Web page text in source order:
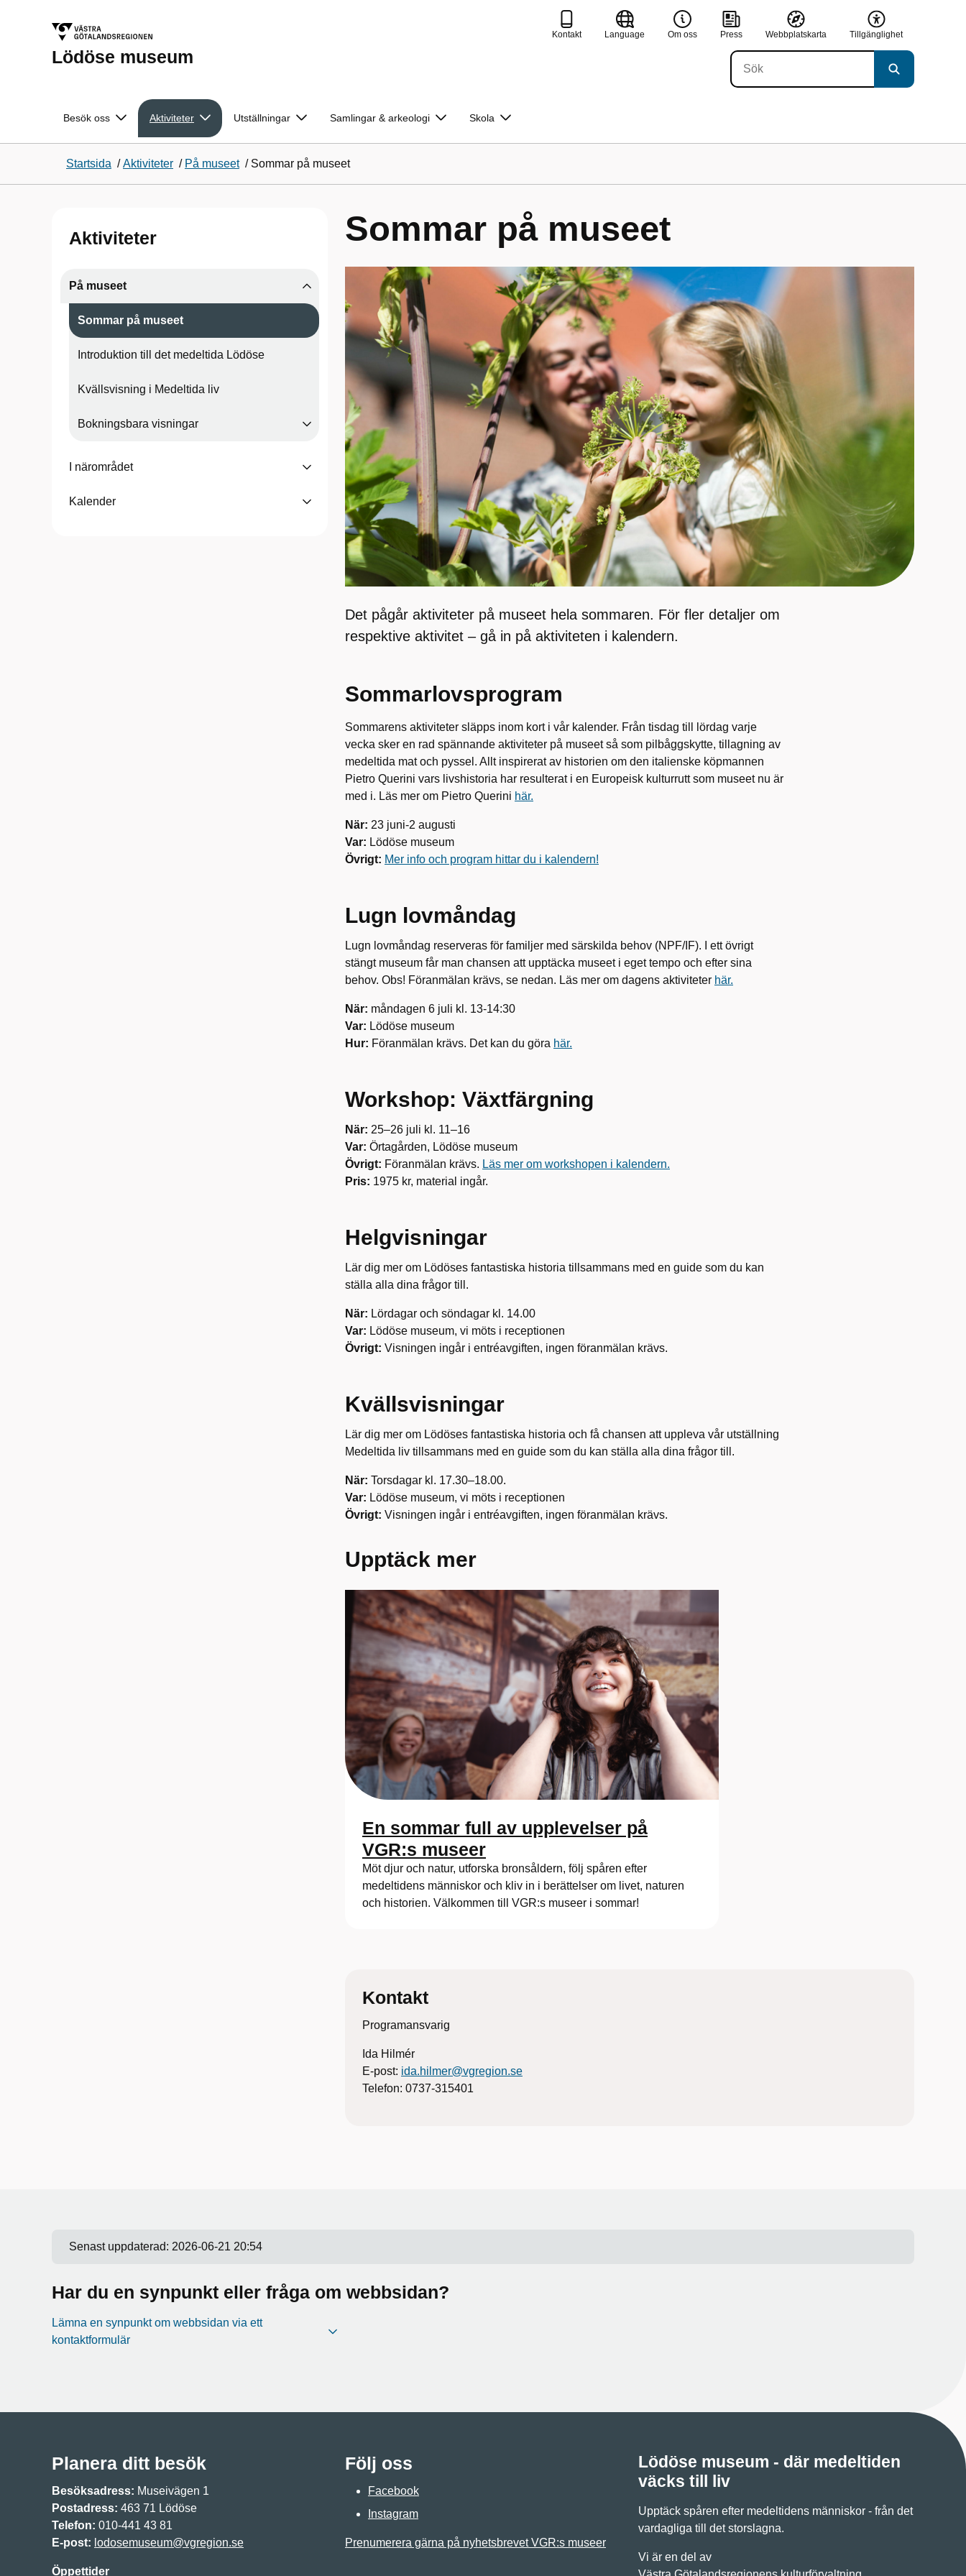
Lödöse museum
Kontakt Language Om oss Press Webbplatskarta Tillgänglighet
Besök oss Aktiviteter Utställningar Samlingar & arkeologi Skola
Startsida /Aktiviteter / På museet / Sommar på museet
Aktiviteter
På museet
Sommar på museet
Introduktion till det medeltida Lödöse
Kvällsvisning i Medeltida liv
Bokningsbara visningar
I närområdet
Kalender
Sommar på museet
Det pågår aktiviteter på museet hela sommaren. För fler detaljer om
respektive aktivitet – gå in på aktiviteten i kalendern.
Sommarlovsprogram
Sommarens aktiviteter släpps inom kort i vår kalender. Från tisdag till lördag varje
vecka sker en rad spännande aktiviteter på museet så som pilbåggskytte, tillagning av
medeltida mat och pyssel. Allt inspirerat av historien om den italienske köpmannen
Pietro Querini vars livshistoria har resulterat i en Europeisk kulturrutt som museet nu är
med i. Läs mer om Pietro Querini här.
När: 23 juni-2 augusti
Var: Lödöse museum
Övrigt: Mer info och program hittar du i kalendern!
Lugn lovmåndag
Lugn lovmåndag reserveras för familjer med särskilda behov (NPF/IF). I ett övrigt
stängt museum får man chansen att upptäcka museet i eget tempo och efter sina
behov. Obs! Föranmälan krävs, se nedan. Läs mer om dagens aktiviteter här.
När: måndagen 6 juli kl. 13-14:30
Var: Lödöse museum
Hur: Föranmälan krävs. Det kan du göra här.
Workshop: Växtfärgning
När: 25–26 juli kl. 11–16
Var: Örtagården, Lödöse museum
Övrigt: Föranmälan krävs. Läs mer om workshopen i kalendern.
Pris: 1975 kr, material ingår.
Helgvisningar
Lär dig mer om Lödöses fantastiska historia tillsammans med en guide som du kan
ställa alla dina frågor till.
När: Lördagar och söndagar kl. 14.00
Var: Lödöse museum, vi möts i receptionen
Övrigt: Visningen ingår i entréavgiften, ingen föranmälan krävs.
Kvällsvisningar
Lär dig mer om Lödöses fantastiska historia och få chansen att uppleva vår utställning
Medeltida liv tillsammans med en guide som du kan ställa alla dina frågor till.
När: Torsdagar kl. 17.30–18.00.
Var: Lödöse museum, vi möts i receptionen
Övrigt: Visningen ingår i entréavgiften, ingen föranmälan krävs.
Upptäck mer
En sommar full av upplevelser på
VGR:s museer
Möt djur och natur, utforska bronsåldern, följ spåren efter
medeltidens människor och kliv in i berättelser om livet, naturen
och historien. Välkommen till VGR:s museer i sommar!
Kontakt
Programansvarig
Ida Hilmér
E-post: ida.hilmer@vgregion.se
Telefon: 0737-315401
Senast uppdaterad: 2026-06-21 20:54
Har du en synpunkt eller fråga om webbsidan?
Lämna en synpunkt om webbsidan via ett
kontaktformulär
Planera ditt besök
Besöksadress: Museivägen 1
Postadress: 463 71 Lödöse
Telefon: 010-441 43 81
E-post: lodosemuseum@vgregion.se
Öppettider
Följ oss
Facebook
Instagram
Prenumerera gärna på nyhetsbrevet VGR:s museer
Lödöse museum - där medeltiden
väcks till liv
Upptäck spåren efter medeltidens människor - från det
vardagliga till det storslagna.
Vi är en del av